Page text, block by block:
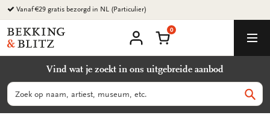
Ga
naar
content
Vanaf €29 gratis bezorgd in NL (Particulier)
Bekking
&
B.V.
account
Winkelmand
0
Vind wat je zoekt in ons uitgebreide aanbod
Zoeken